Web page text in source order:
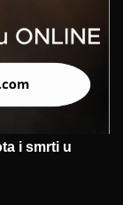
i smrti u